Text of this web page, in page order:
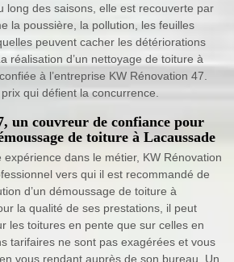
long des saisons, elle est recouverte par
la poussière, la pollution, les feuilles
peuvent cacher les détériorations
réalisation d’un nettoyage de toiture à
à l’entreprise KW Rénovation 47.
qui défient la concurrence.
un couvreur de confiance pour
de toiture à Lacaussade
dans le métier, KW Rénovation
vers qui il est recommandé de
d’un démoussage de toiture à
la qualité de ses prestations, il peut
les toitures en pente que sur celles en
tarifaires ne sont pas exagérées et vous
vous rendant auprès de son bureau. Un